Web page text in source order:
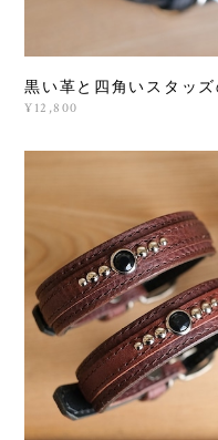
黒い革と四角いスタッ
¥12,800